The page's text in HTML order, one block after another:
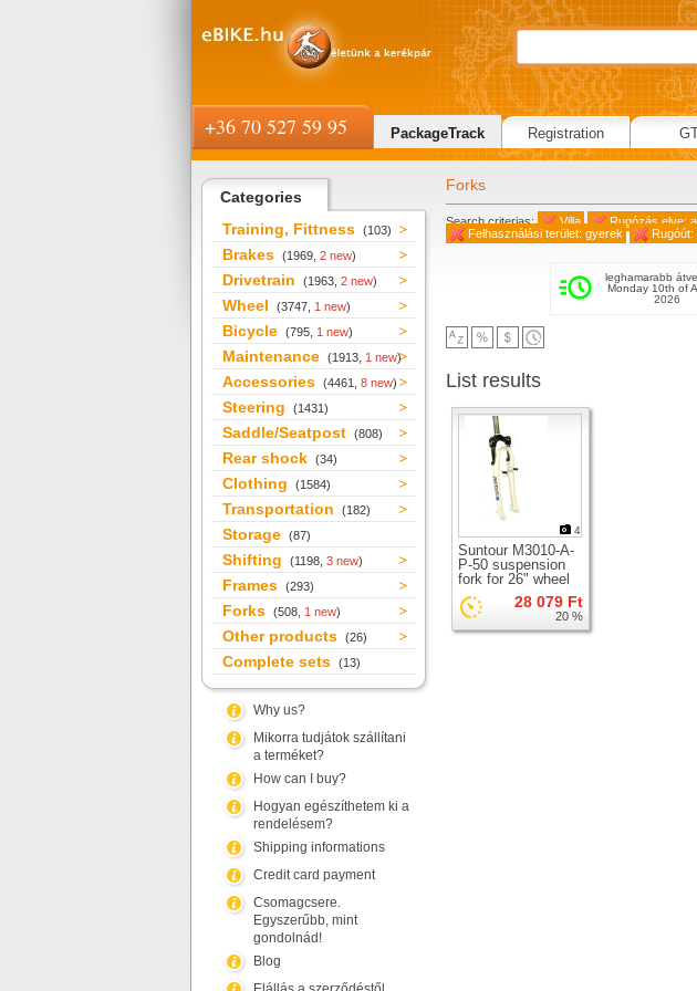
Categories
Training, Fittness (103)
Brakes (1969, 2 new)
Drivetrain (1963, 2 new)
Wheel (3747, 1 new)
Bicycle (795, 1 new)
Maintenance (1913, 1 new)
Accessories (4461, 8 new)
Steering (1431)
Saddle/Seatpost (808)
Rear shock (34)
Clothing (1584)
Transportation (182)
Storage (87)
Shifting (1198, 3 new)
Frames (293)
Forks (508, 1 new)
Other products (26)
Complete sets (13)
Why us?
Mikorra tudjátok szállítani
a terméket?
How can I buy?
Hogyan egészíthetem ki a
rendelésem?
Shipping informations
Credit card payment
Csomagcsere.
Egyszerűbb, mint
gondolnád!
Blog
Forks
Search criterias: Villa Rugózás elve:
Felhasználási terület: gyerek
Rugóút:
leghamarabb
Monday 10th of
2026
List results
4
Suntour M3010-A-
P-50 suspension
fork for 26" wheel
28 079 Ft
20 %
+36 70 527 59 95 PackageTrack Registration